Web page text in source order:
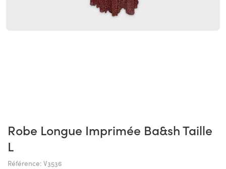
Robe Longue Imprimée Ba&sh Taille
L
Référence: V3536